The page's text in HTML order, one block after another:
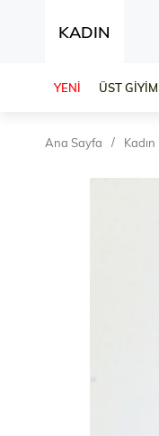
KADIN
YENİ ÜST GİYİM
Ana Sayfa Kadın